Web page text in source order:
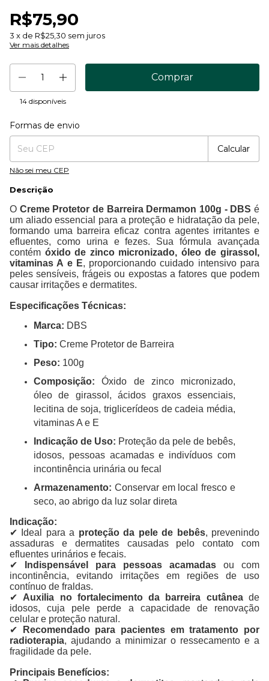
R$75,90
3 x de R$25,30 sem juros
Ver mais detalhes
14 disponíveis
Entregas para o CEP:
Formas de envio
Calcular
Não sei meu CEP
Descrição
O Creme Protetor de Barreira Dermamon 100g - DBS é
um aliado essencial para a proteção e hidratação da pele,
formando uma barreira eficaz contra agentes irritantes e
efluentes, como urina e fezes. Sua fórmula avançada
contém óxido de zinco micronizado, óleo de girassol,
vitaminas A e E, proporcionando cuidado intensivo para
peles sensíveis, frágeis ou expostas a fatores que podem
causar irritações e dermatites.
Especificações Técnicas:
Marca: DBS
Tipo: Creme Protetor de Barreira
Peso: 100g
Composição: Óxido de zinco micronizado,
óleo de girassol, ácidos graxos essenciais,
lecitina de soja, triglicerídeos de cadeia média,
vitaminas A e E
Indicação de Uso: Proteção da pele de bebês,
idosos, pessoas acamadas e indivíduos com
incontinência urinária ou fecal
Armazenamento: Conservar em local fresco e
seco, ao abrigo da luz solar direta
Indicação:
✔ Ideal para a proteção da pele de bebês, prevenindo
assaduras e dermatites causadas pelo contato com
efluentes urinários e fecais.
✔
Indispensável para pessoas acamadas ou com
incontinência, evitando irritações em regiões de uso
contínuo de fraldas.
✔ Auxilia no fortalecimento da barreira cutâneade
idosos, cuja pele perde a capacidade de renovação
celular e proteção natural.
✔
Recomendado para pacientes em tratamento por
radioterapia, ajudando a minimizar o ressecamento e a
fragilidade da pele.
Principais Benefícios: